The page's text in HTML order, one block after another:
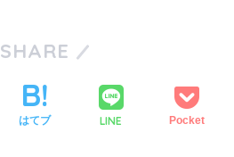
SHARE
はてブ LINE Pocket